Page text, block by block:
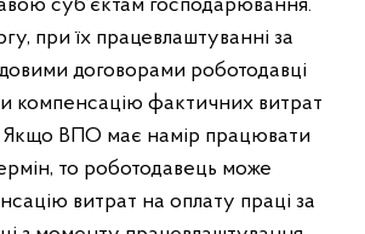
суб’єктам господарювання.
при їх працевлаштуванні за
договорами роботодавці
компенсацію фактичних витрат
Якщо ВПО має намір працювати
то роботодавець може
витрат на оплату праці за